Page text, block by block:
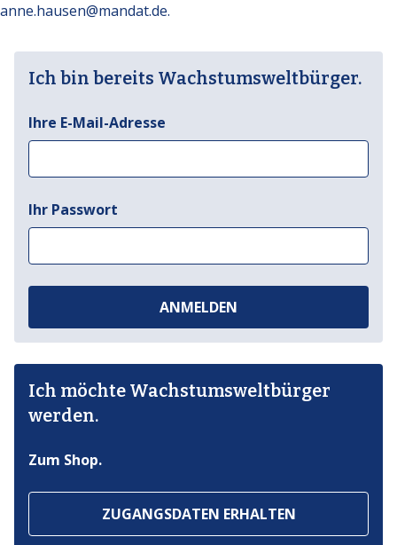
anne.hausen@mandat.de.
Ich bin bereits Wachstumsweltbürger.
Ihre E-Mail-Adresse
Ihr Passwort
ANMELDEN
Ich möchte Wachstumsweltbürger
werden.
Zum Shop.
ZUGANGSDATEN ERHALTEN